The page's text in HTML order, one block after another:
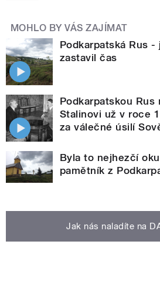
MOHLO BY VÁS ZAJÍMAT
Podkarpatská Rus
zastavil čas
Podkarpatskou Rus
Stalinovi už v roce
za válečné úsilí
Byla to nejhezčí
pamětník z
Jak nás naladíte na